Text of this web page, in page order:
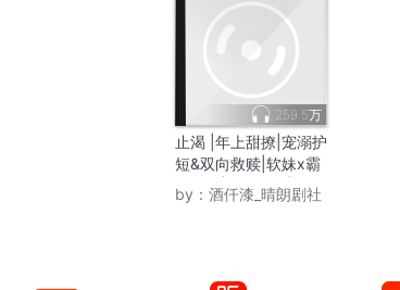
259.5万
止渴 |年上甜撩|宠溺护
短&双向救赎|软妹x霸
道爹系|破镜重圆|多人
精品
by： 酒仟漆_晴朗剧社